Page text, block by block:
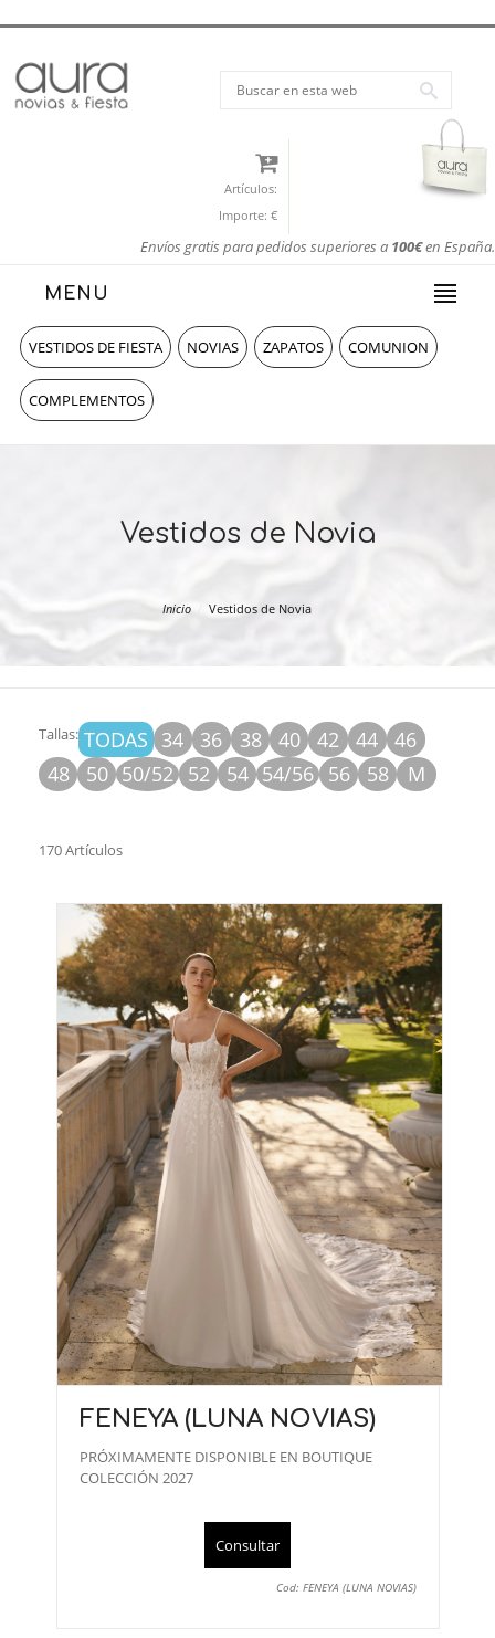
Artículos:
Importe: €
Envíos gratis para pedidos superiores a 100€en España.
MENU
VESTIDOS DE FIESTA NOVIAS ZAPATOS COMUNION
COMPLEMENTOS
Vestidos de Novia
Inicio Vestidos de Novia
Tallas: TODAS 34 36 38 40 42 44
46
48
50 50/52 52 54 54/56 56 58 M
170 Artículos
FENEYA (LUNA NOVIAS)
PRÓXIMAMENTE DISPONIBLE EN BOUTIQUE
COLECCIÓN 2027
Consultar
Cod: FENEYA (LUNA NOVIAS)